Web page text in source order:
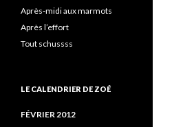
Après-midi aux marmots
Après l’effort
Tout schussss
LE CALENDRIER DE ZOÉ
FÉVRIER 2012